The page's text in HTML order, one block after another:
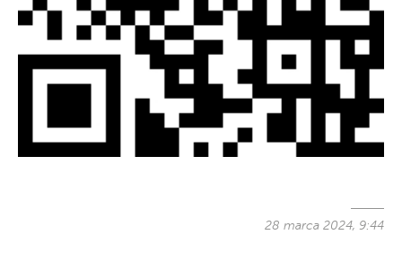
28 marca 2024, 9:44